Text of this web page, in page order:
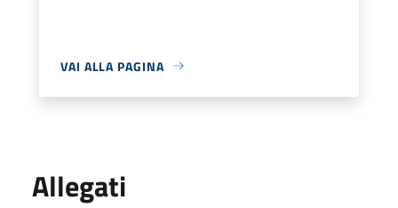
VAI ALLA PAGINA
Allegati